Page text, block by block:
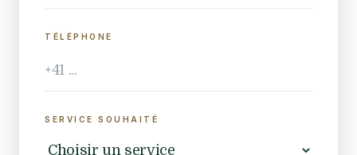
TÉLÉPHONE
SERVICE SOUHAITÉ